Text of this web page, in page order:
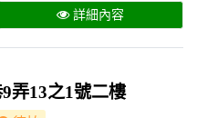
詳細內容
弄13之1號二樓